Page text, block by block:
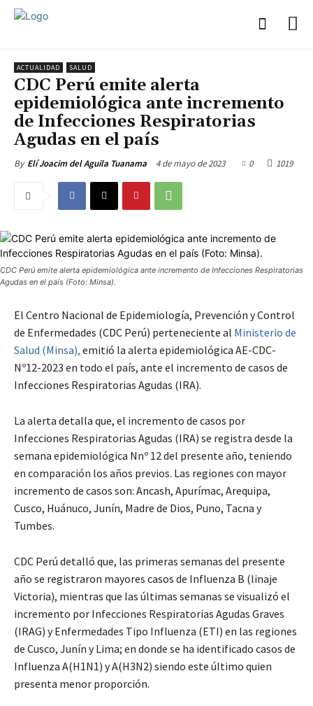
ACTUALIDAD SALUD
CDC Perú emite alerta
epidemiológica ante incremento
de Infecciones Respiratorias
Agudas en el país
By Elí Joacim del Aguila Tuanama 4 de mayo de 2023 0 1019
CDC Perú emite alerta epidemiológica ante incremento de Infecciones Respiratorias
Agudas en el país (Foto: Minsa).
El Centro Nacional de Epidemiología, Prevención y Control
de Enfermedades (CDC Perú) perteneciente al Ministerio de
Salud (Minsa), emitió la alerta epidemiológica AE-CDC-
Nº12-2023 en todo el país, ante el incremento de casos de
Infecciones Respiratorias Agudas (IRA).
La alerta detalla que, el incremento de casos por
Infecciones Respiratorias Agudas (IRA) se registra desde la
semana epidemiológica Nnº 12 del presente año, teniendo
en comparación los años previos. Las regiones con mayor
incremento de casos son: Ancash, Apurímac, Arequipa,
Cusco, Huánuco, Junín, Madre de Dios, Puno, Tacna y
Tumbes.
CDC Perú detalló que, las primeras semanas del presente
año se registraron mayores casos de Influenza B (linaje
Victoria), mientras que las últimas semanas se visualizó el
incremento por Infecciones Respiratorias Agudas Graves
(IRAG) y Enfermedades Tipo Influenza (ETI) en las regiones
de Cusco, Junín y Lima; en donde se ha identificado casos de
Influenza A(H1N1) y A(H3N2) siendo este último quien
presenta menor proporción.